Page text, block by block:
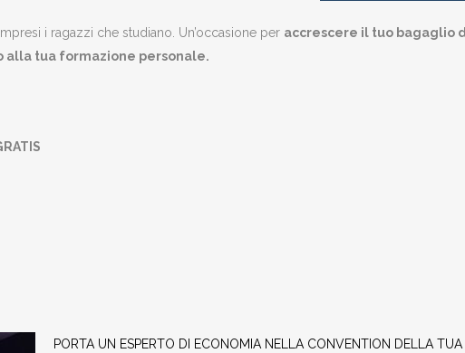
i ragazzi che studiano. Un’occasione per accrescere il tuo bagaglio
alla tua formazione personale.
PORTA UN ESPERTO DI ECONOMIA NELLA CONVENTION DELLA TUA